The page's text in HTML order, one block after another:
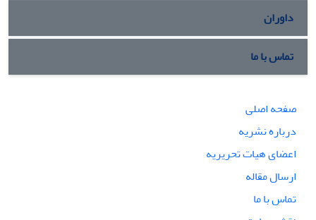
داوران
تماس با ما
صفحه اصلی
درباره نشریه
اعضای هیات تحریریه
ارسال مقاله
تماس با ما